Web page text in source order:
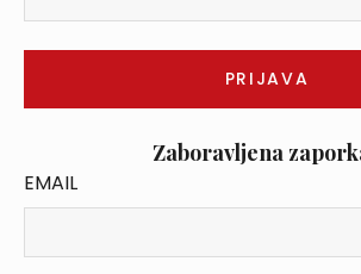
Zaboravljena
EMAIL